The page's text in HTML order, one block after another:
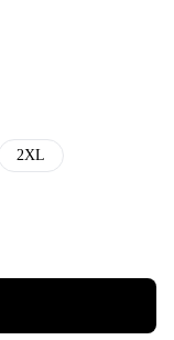
2XL